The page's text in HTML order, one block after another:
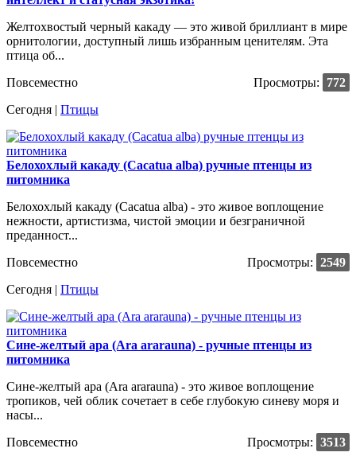
Желтохвостый черный какаду — это живой бриллиант в мире
орнитологии, доступный лишь избранным ценителям. Эта
птица об...
Повсеместно
Просмотры:
772
Сегодня | Птицы
Белохохлый какаду (Cacatua alba) ручные птенцы из
питомника
Белохохлый какаду (Cacatua alba) - это живое воплощение
нежности, артистизма, чистой эмоции и безграничной
преданност...
Повсеместно
Просмотры: 2549
Сегодня | Птицы
Сине-желтый ара (Ara ararauna) - ручные птенцы из
питомника
Сине-желтый ара (Ara ararauna) - это живое воплощение
тропиков, чей облик сочетает в себе глубокую синеву моря и
насы...
Повсеместно
Просмотры: 3513